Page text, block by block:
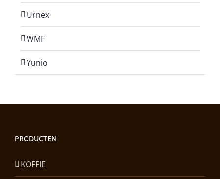
Urnex
WMF
Yunio
PRODUCTEN
KOFFIE